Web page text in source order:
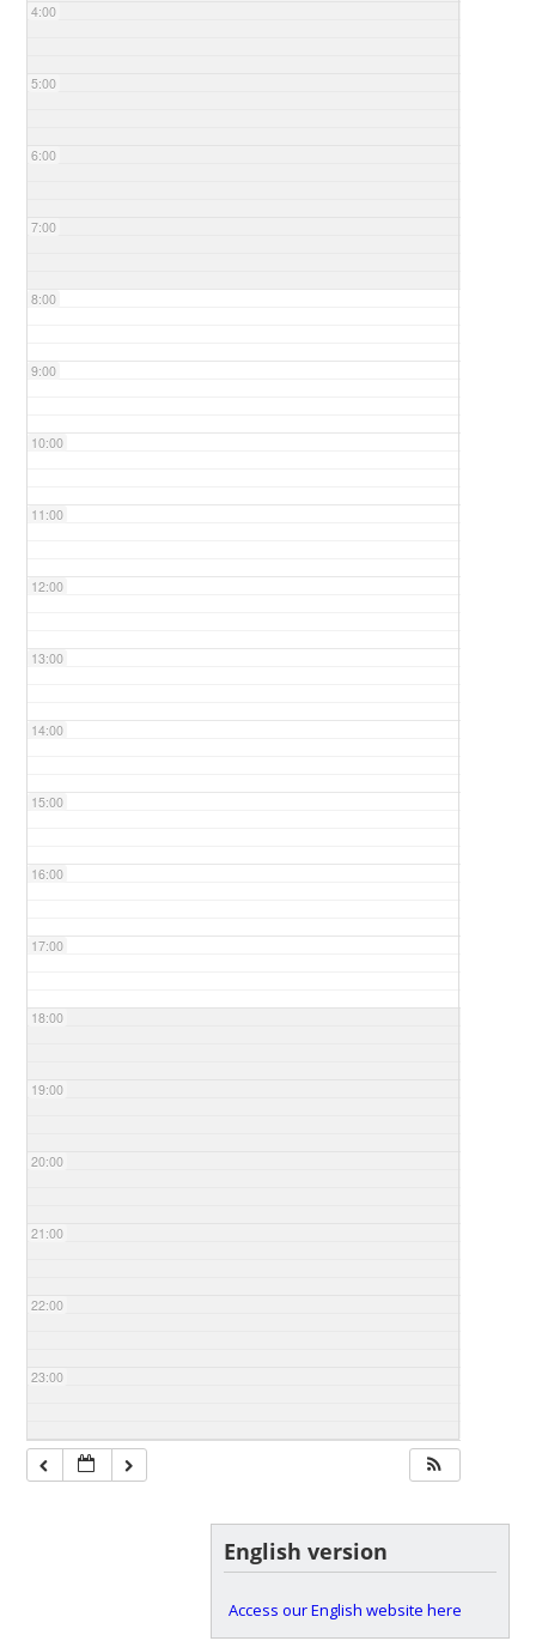
4:00
5:00
6:00
7:00
8:00
9:00
10:00
11:00
12:00
13:00
14:00
15:00
16:00
17:00
18:00
19:00
20:00
21:00
22:00
23:00
English version
Access our English website here